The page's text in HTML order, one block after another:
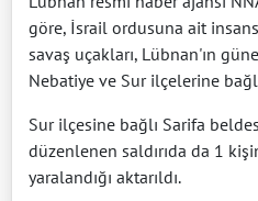
göre, İsrail ordusuna ait
savaş uçakları, Lübnan'ın
Nebatiye ve Sur ilçelerine
Sur ilçesine bağlı Sarifa
düzenlenen saldırıda da 1
yaralandığı aktarıldı.